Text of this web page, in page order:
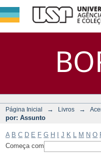
DSpace/
Página Inicial → Livros →
por: Assunto
A B C D E F G H J K M N O
Começa com